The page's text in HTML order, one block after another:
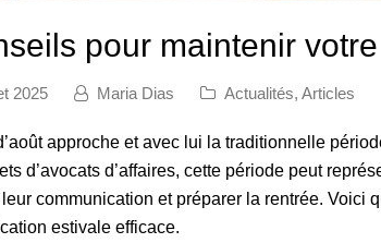
pour maintenir
2025 Maria Dias Actualités, Articles
approche et avec lui la traditionnelle
d’avocats d’affaires, cette période peut
communication et préparer la rentrée. Voici
estivale efficace.